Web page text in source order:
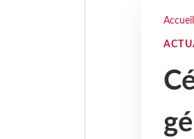
Accueil